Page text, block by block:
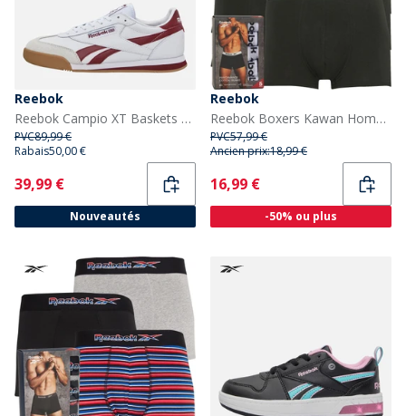
Reebok
Reebok Campio XT Baskets Blanc/Classic Burgundy/Gum
PVC89,99 €
Rabais50,00 €
Current
39,99 €
Nouveautés
Reebok
Reebok Boxers Kawan Homme Noir
PVC57,99 €
Ancien prix:18,99 €
Current
16,99 €
-50% ou plus